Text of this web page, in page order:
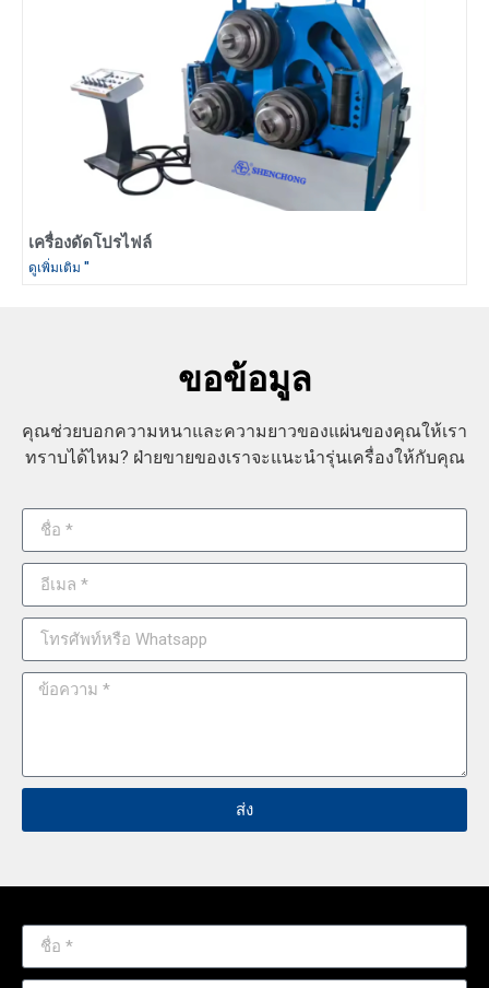
เครื่องดัดโปรไฟล์
ดูเพิ่มเติม "
ขอข้อมูล
คุณช่วยบอกความหนาและความยาวของแผ่นของคุณให้เรา
ทราบได้ไหม? ฝ่ายขายของเราจะแนะนำรุ่นเครื่องให้กับคุณ
ส่ง